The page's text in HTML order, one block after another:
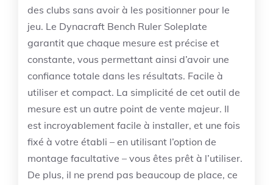
des clubs sans avoir à les positionner pour le
jeu. Le Dynacraft Bench Ruler Soleplate
garantit que chaque mesure est précise et
constante, vous permettant ainsi d’avoir une
confiance totale dans les résultats. Facile à
utiliser et compact. La simplicité de cet outil de
mesure est un autre point de vente majeur. Il
est incroyablement facile à installer, et une fois
fixé à votre établi – en utilisant l’option de
montage facultative – vous êtes prêt à l’utiliser.
De plus, il ne prend pas beaucoup de place, ce